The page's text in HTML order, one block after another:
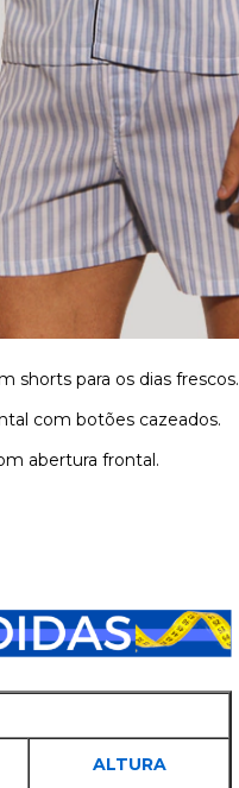
shorts para os dias frescos.
com botões cazeados.
abertura frontal.
ALTURA